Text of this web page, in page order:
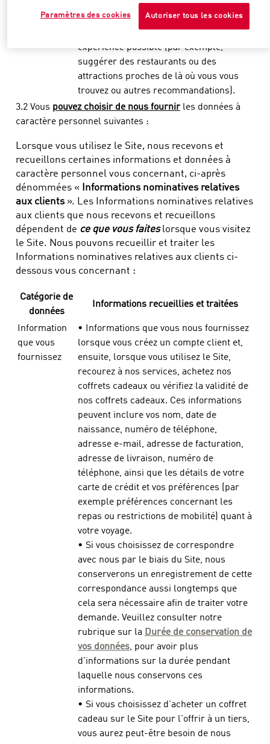
trouvez alors ou d'autoriser l'accès à vos
cordonnées ; cela nous aidera à vous
expérience possible (par exemple,
suggérer des restaurants ou des
attractions proches de là où vous vous
trouvez ou autres recommandations).
3.2 Vous pouvez choisir de nous fournirles données à
caractère personnel suivantes :
Lorsque vous utilisez le Site, nous recevons et
recueillons certaines informations et données à
caractère personnel vous concernant, ci-après
dénommées «
Informations nominatives relatives
aux clients». Les Informations nominatives relatives
aux clients que nous recevons et recueillons
dépendent de ce que vous faiteslorsque vous visitez
le Site. Nous pouvons recueillir et traiter les
Informations nominatives relatives aux clients ci-
dessous vous concernant :
Catégorie de
données
Informations recueillies et traitées
Information
que vous
fournissez
• Informations que vous nous fournissez
lorsque vous créez un compte client et,
ensuite, lorsque vous utilisez le Site,
recourez à nos services, achetez nos
coffrets cadeaux ou vérifiez la validité de
nos coffrets cadeaux. Ces informations
peuvent inclure vos nom, date de
naissance, numéro de téléphone,
adresse e-mail, adresse de facturation,
adresse de livraison, numéro de
téléphone, ainsi que les détails de votre
carte de crédit et vos préférences (par
exemple préférences concernant les
repas ou restrictions de mobilité) quant à
votre voyage.
• Si vous choisissez de correspondre
avec nous par le biais du Site, nous
conserverons un enregistrement de cette
correspondance aussi longtemps que
cela sera nécessaire afin de traiter votre
demande. Veuillez consulter notre
rubrique sur la Durée de conservation de
vos données, pour avoir plus
d'informations sur la durée pendant
laquelle nous conservons ces
informations.
• Si vous choisissez d'acheter un coffret
cadeau sur le Site pour l'offrir à un tiers,
vous aurez peut-être besoin de nous
Autoriser tous les cookies
Paramètres des cookies